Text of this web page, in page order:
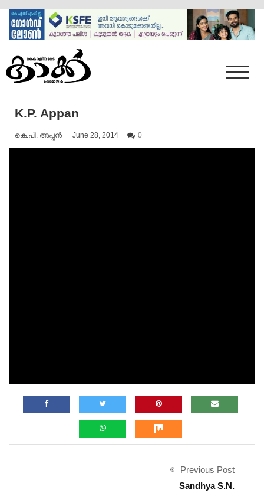
content
K.P. Appan
കെ.പി. അപ്പൻ June 28, 2014 0
Previous Post
Sandhya S.N.